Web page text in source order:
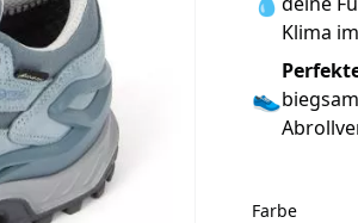
Klima
👟
Farbe